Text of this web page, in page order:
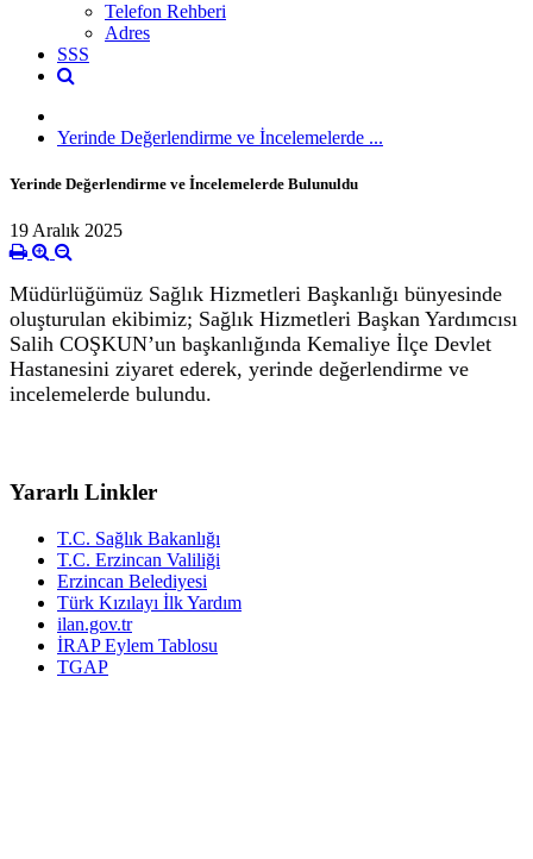
Telefon Rehberi
Adres
SSS
Yerinde Değerlendirme ve İncelemelerde ...
Yerinde Değerlendirme ve İncelemelerde Bulunuldu
19 Aralık 2025
Müdürlüğümüz Sağlık Hizmetleri Başkanlığı bünyesinde
oluşturulan ekibimiz; Sağlık Hizmetleri Başkan Yardımcısı
Salih COŞKUN’un başkanlığında Kemaliye İlçe Devlet
Hastanesini ziyaret ederek, yerinde değerlendirme ve
incelemelerde bulundu.
Yararlı Linkler
T.C. Sağlık Bakanlığı
T.C. Erzincan Valiliği
Erzincan Belediyesi
Türk Kızılayı İlk Yardım
ilan.gov.tr
İRAP Eylem Tablosu
TGAP